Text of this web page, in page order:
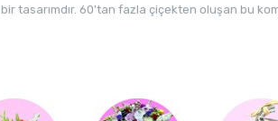
bir tasarımdır. 60'tan fazla çiçekten oluşan bu